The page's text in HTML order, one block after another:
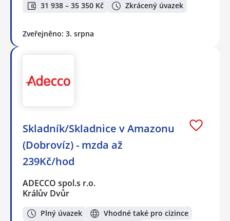
31 938 – 35 350 Kč Zkrácený úvazek
Zveřejněno: 3. srpna
Skladník/Skladnice v Amazonu
(Dobrovíz) - mzda až
239Kč/hod
ADECCO spol.s r.o.
Králův Dvůr
Plný úvazek
Vhodné také pro cizince